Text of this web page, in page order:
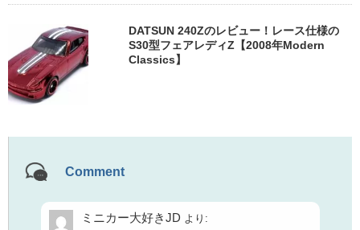
DATSUN 240Zのレビュー！レース仕様の
S30型フェアレディZ【2008年Modern
Classics】
Comment
ミニカー大好きJD より: